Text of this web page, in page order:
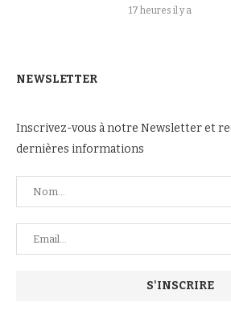
17 heures il y a
NEWSLETTER
Inscrivez-vous à notre Newsletter et
dernières informations